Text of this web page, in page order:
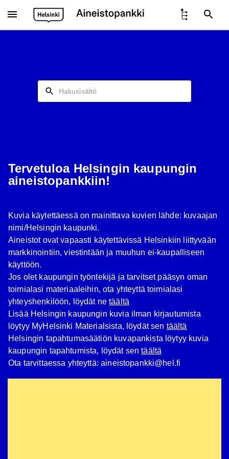
Hae sisältöä
Tervetuloa Helsingin kaupungin
aineistopankkiin!
Kuvia käytettäessä on mainittava kuvien lähde: kuvaajan
nimi/Helsingin kaupunki.
Aineistot ovat vapaasti käytettävissä Helsinkiin liittyvään
markkinointiin, viestintään ja muuhun ei-kaupalliseen
käyttöön.
Jos olet kaupungin työntekijä ja tarvitset pääsyn oman
toimialasi materiaaleihin, ota yhteyttä toimialasi
yhteyshenkilöön, löydät netäältä
Lisää Helsingin kaupungin kuvia ilman kirjautumista
löytyy MyHelsinki Materialsista, löydät sen täältä
Helsingin tapahtumasäätiön kuvapankista löytyy kuvia
kaupungin tapahtumista, löydät sentäältä
Ota tarvittaessa yhteyttä: aineistopankki@hel.fi